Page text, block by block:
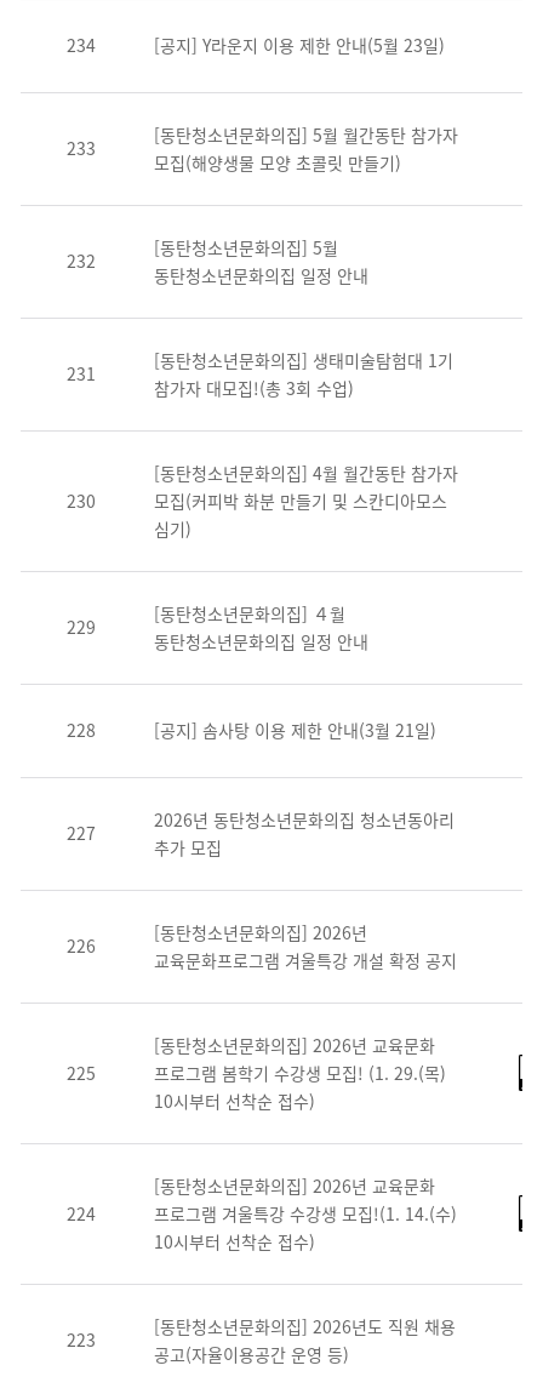
234 [공지] Y라운지 이용 제한 안내(5월 23일)
233
[동탄청소년문화의집] 5월 월간동탄 참가자
모집(해양생물 모양 초콜릿 만들기)
232
[동탄청소년문화의집] 5월
동탄청소년문화의집 일정 안내
231
[동탄청소년문화의집] 생태미술탐험대 1기
참가자 대모집!(총 3회 수업)
230
[동탄청소년문화의집] 4월 월간동탄 참가자
모집(커피박 화분 만들기 및 스칸디아모스
심기)
229
[동탄청소년문화의집] ４월
동탄청소년문화의집 일정 안내
228 [공지] 솜사탕 이용 제한 안내(3월 21일)
227
2026년 동탄청소년문화의집 청소년동아리
추가 모집
226
[동탄청소년문화의집] 2026년
교육문화프로그램 겨울특강 개설 확정 공지
225
[동탄청소년문화의집] 2026년 교육문화
프로그램 봄학기 수강생 모집! (1. 29.(목)
10시부터 선착순 접수)
224
[동탄청소년문화의집] 2026년 교육문화
프로그램 겨울특강 수강생 모집!(1. 14.(수)
10시부터 선착순 접수)
223
[동탄청소년문화의집] 2026년도 직원 채용
공고(자율이용공간 운영 등)